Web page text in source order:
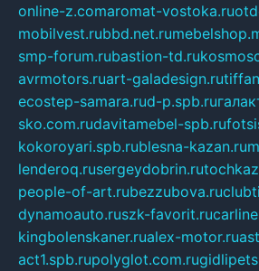
online-z.comaromat-vostoka.ru
mobilvest.rubbd.net.ru
smp-forum.rubastion-td.ru
avrmotors.ruart-galadesign.ru
ecostep-samara.rud-p.spb.ru
sko.com.rudavitamebel-spb.ru
kokoroyari.spb.rublesna-kazan.ru
lenderoq.rusergeydobrin.ru
people-of-art.rubezzubova.ru
dynamoauto.ruszk-favorit.ru
kingbolenskaner.rualex-motor.ru
act1.spb.rupolyglot.com.ru